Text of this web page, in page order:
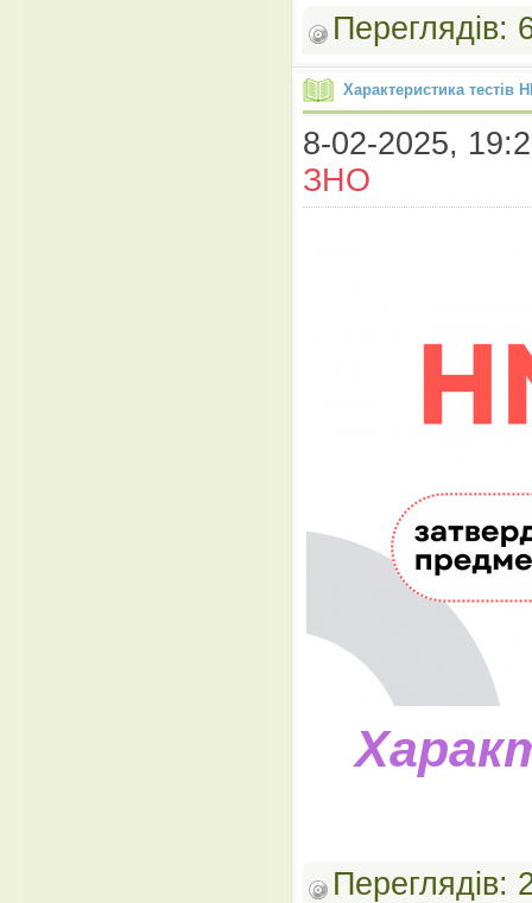
Характеристика тестів
8-02-2025,
ЗНО